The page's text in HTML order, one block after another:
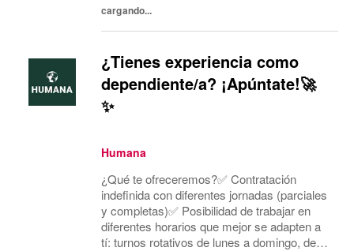
cargando...
¿Tienes experiencia como
dependiente/a? ¡Apúntate!🚀
✨
Humana
¿Qué te ofreceremos?✅ Contratación
indefinida con diferentes jornadas (parciales
y completas)✅ Posibilidad de trabajar en
diferentes horarios que mejor se adapten a
tí: turnos rotativos de lunes a domingo, de